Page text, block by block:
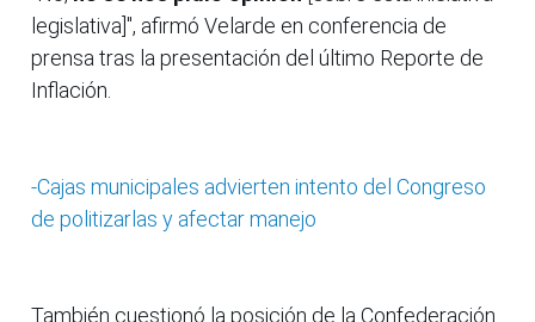
legislativa]", afirmó Velarde en conferencia de
prensa tras la presentación del último Reporte de
Inflación.
-Cajas municipales advierten intento del Congreso
de politizarlas y afectar manejo
También cuestionó la posición de la Confederación